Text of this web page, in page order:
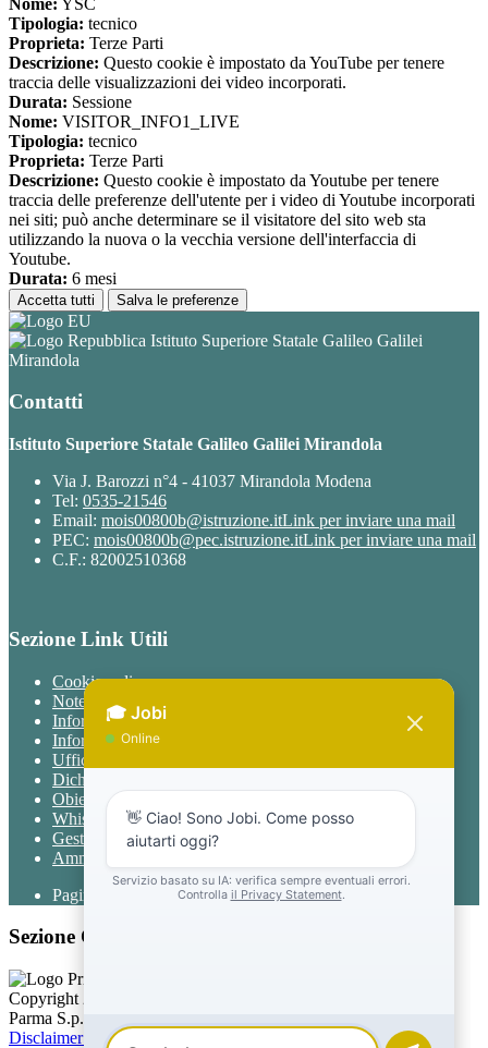
Tipologia: tecnico
Proprieta: Terze Parti
Descrizione: Questo cookie è impostato da YouTube per tenere
traccia delle visualizzazioni dei video incorporati.
Durata: Sessione
Nome: VISITOR_INFO1_LIVE
Tipologia: tecnico
Proprieta: Terze Parti
Descrizione: Questo cookie è impostato da Youtube per tenere
traccia delle preferenze dell'utente per i video di Youtube incorporati
nei siti; può anche determinare se il visitatore del sito web sta
utilizzando la nuova o la vecchia versione dell'interfaccia di
Youtube.
Durata: 6 mesi
Accetta tutti Salva le preferenze
Istituto Superiore Statale Galileo Galilei
Mirandola
Contatti
Istituto Superiore Statale Galileo Galilei Mirandola
Via J. Barozzi n°4 - 41037 Mirandola Modena
Tel: 0535-21546
Email: mois00800b@istruzione.itLink per inviare una mail
PEC: mois00800b@pec.istruzione.itLink per inviare una mail
C.F.: 82002510368
Sezione Link Utili
Cookie policy
Note legali
Informativa Privacy
Informativa Privacy chatbot Jobi
Ufficio Relazioni con il Pubblico
Dichiarazione di accessibilità
Obiettivi di accessibilità
Whistleblowing
Gestione consensi cookie
Amministrazione trasparente
Pagina visualizzata76949volte
Sezione Copyright
Copyright 2026 | Engineered and powered by Gruppo Spaggiari
Parma S.p.A. | Divisione Publishing & New Social Media
Disclaimer trattamento dati personali